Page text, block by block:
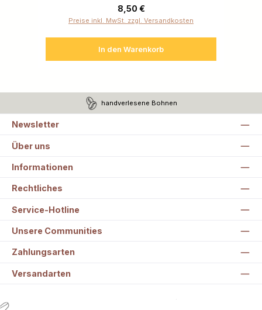
Regulärer Preis:
8,50 €
Preise inkl. MwSt. zzgl. Versandkosten
In den Warenkorb
handverlesene Bohnen
Newsletter
Über uns
Informationen
Rechtliches
Service-Hotline
Unsere Communities
Zahlungsarten
Versandarten